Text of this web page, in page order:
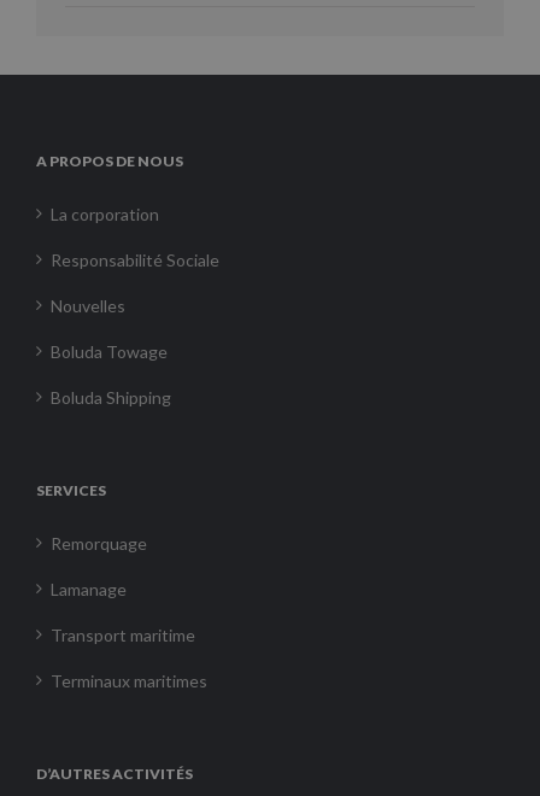
A PROPOS DE NOUS
La corporation
Responsabilité Sociale
Nouvelles
Boluda Towage
Boluda Shipping
SERVICES
Remorquage
Lamanage
Transport maritime
Terminaux maritimes
D’AUTRES ACTIVITÉS